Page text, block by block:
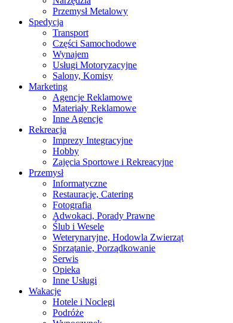
Przemysł Metalowy
Spedycja
Transport
Części Samochodowe
Wynajem
Usługi Motoryzacyjne
Salony, Komisy
Marketing
Agencje Reklamowe
Materiały Reklamowe
Inne Agencje
Rekreacja
Imprezy Integracyjne
Hobby
Zajęcia Sportowe i Rekreacyjne
Przemysł
Informatyczne
Restauracje, Catering
Fotografia
Adwokaci, Porady Prawne
Ślub i Wesele
Weterynaryjne, Hodowla Zwierząt
Sprzątanie, Porządkowanie
Serwis
Opieka
Inne Usługi
Wakacje
Hotele i Noclegi
Podróże